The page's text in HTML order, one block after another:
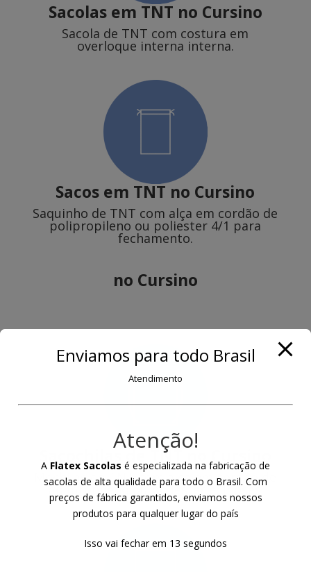
Sacolas em TNT no Cursino
Sacola de TNT com costura em
overloque interna interna.
Sacos em TNT no Cursino
Saquinho de TNT com alça em cordão de
polipropileno ou poliester 4/1 para
fechamento.
no Cursino
Sacochilas de TNT
Mochilas de TNT com alça em cordão de
polipropileno ou poliester e ilhoses.
Enviamos para todo Brasil
Atendimento
Atenção!
A Flatex Sacolas é especializada na fabricação de
sacolas de alta qualidade para todo o Brasil. Com
preços de fábrica garantidos, enviamos nossos
produtos para qualquer lugar do país
Isso vai fechar em 12 segundos